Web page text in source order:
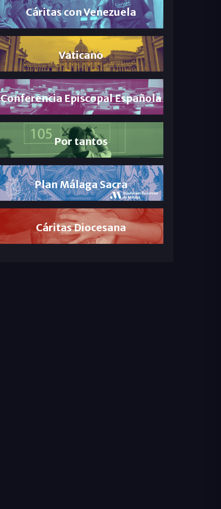
Cáritas con Venezuela
Vaticano
Conferencia Episcopal Española
Por tantos
Plan Málaga Sacra
Cáritas Diocesana